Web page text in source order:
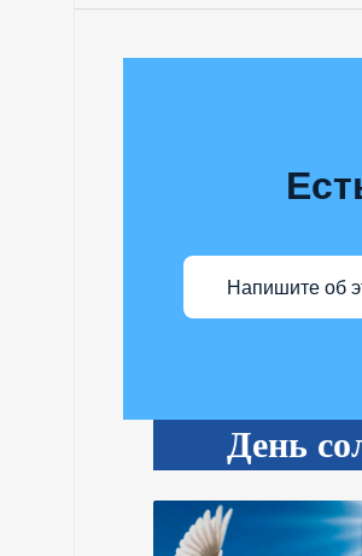
Напишите об
День